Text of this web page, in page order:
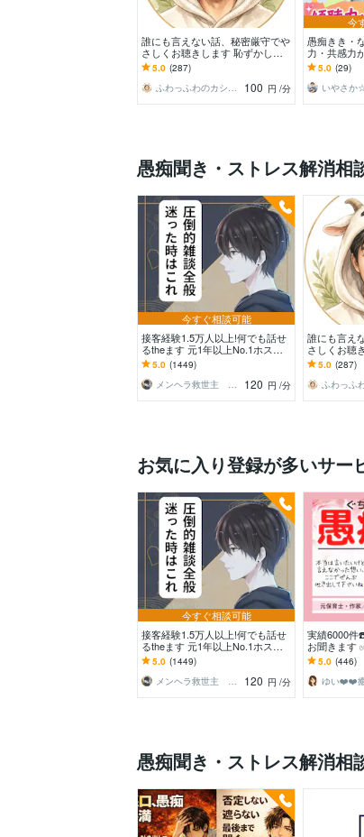
誰にも言えない話、秘密厳守でや
さしくお聴きします 恥ずかしい
言えない・しんどい・本音→話し
てスッキリ☘️
5.0 (287)
ふわっふわのカシミヤ
100 円 /分
今
愚痴きき・
力・共感力
の誠実さ&包
添う話し相
5.0 (29)
愚痴聞き・ストレス解消相
今すぐ相談可能
接客経験1.5万人以上!何でも話せ
るtheます 元1年以上No.1ホスト
と気軽に雑談！もちろん愚痴も歓
迎
5.0 (1449)
メンヘラ救世主 えの
120 円 /分
誰にも言え
さしくお聴
言えない・
てスッキリ☘️
5.0 (287)
お気に入り登録が多いサー
今すぐ相談可能
接客経験1.5万人以上!何でも話せ
るtheます 元1年以上No.1ホスト
と気軽に雑談！もちろん愚痴も歓
迎
5.0 (1449)
メンヘラ救世主 えの
120 円 /分
実績6000件
お聞きます
ライラ⚡️も
5.0 (446)
ゆい❤️❤️
愚痴聞き・ストレス解消相